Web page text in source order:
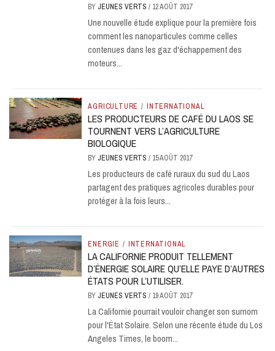
BY JEUNES VERTS/ 12 AOÛT 2017
Une nouvelle étude explique pour la première fois
comment les nanoparticules comme celles
contenues dans les gaz d'échappement des
moteurs...
AGRICULTURE / INTERNATIONAL
LES PRODUCTEURS DE CAFÉ DU LAOS SE
TOURNENT VERS L’AGRICULTURE
BIOLOGIQUE
BY JEUNES VERTS/ 15 AOÛT 2017
Les producteurs de café ruraux du sud du Laos
partagent des pratiques agricoles durables pour
protéger à la fois leurs...
ENERGIE / INTERNATIONAL
LA CALIFORNIE PRODUIT TELLEMENT
D’ÉNERGIE SOLAIRE QU’ELLE PAYE D’AUTRES
ÉTATS POUR L’UTILISER.
BY JEUNES VERTS/ 19 AOÛT 2017
La Californie pourrait vouloir changer son surnom
pour l'État Solaire. Selon une récente étude du Los
Angeles Times, le boom...